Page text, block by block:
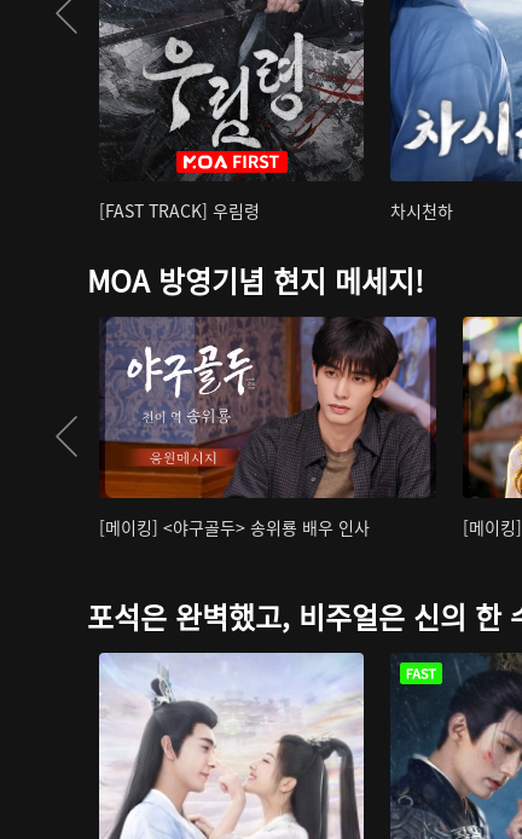
[FAST TRACK] 우림령 차시천하
MOA 방영기념 현지 메세지!
[메이킹] <야구골두> 송위룡 배우 인사 [메이킹
포석은 완벽했고, 비주얼은 신의 한